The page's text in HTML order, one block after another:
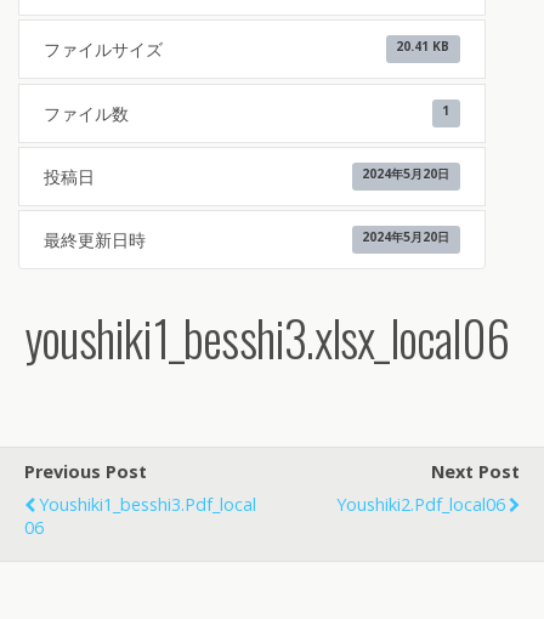
ファイルサイズ 20.41 KB
ファイル数 1
投稿日 2024年5月20日
最終更新日時 2024年5月20日
youshiki1_besshi3.xlsx_local06
Previous Post
Youshiki1_besshi3.pdf_local
06
Next Post
Youshiki2.pdf_local06